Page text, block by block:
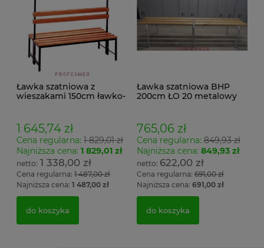
Ławka szatniowa z
wieszakami 150cm ławko-
1 645,74 zł
Cena regularna: 1 829,01 zł
Najniższa cena: 1 829,01 zł
1 338,00 zł
Cena regularna: 1 487,00 zł
Najniższa cena: 1 487,00 zł
do koszyka
Ławka szatniowa BHP
200cm ŁO 20 metalowy
765,06 zł
Cena regularna:849,93 zł
Najniższa cena: 849,93 zł
622,00 zł
Cena regularna:691,00 zł
Najniższa cena: 691,00 zł
do koszyka